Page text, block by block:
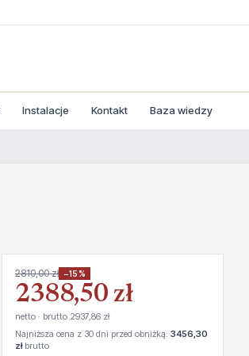
Instalacje Kontakt Baza wiedzy
2810,00 zł −15%
2388,50 zł
netto · brutto 2937,86 zł
Najniższa cena z 30 dni przed obniżką: 3456,30
złbrutto